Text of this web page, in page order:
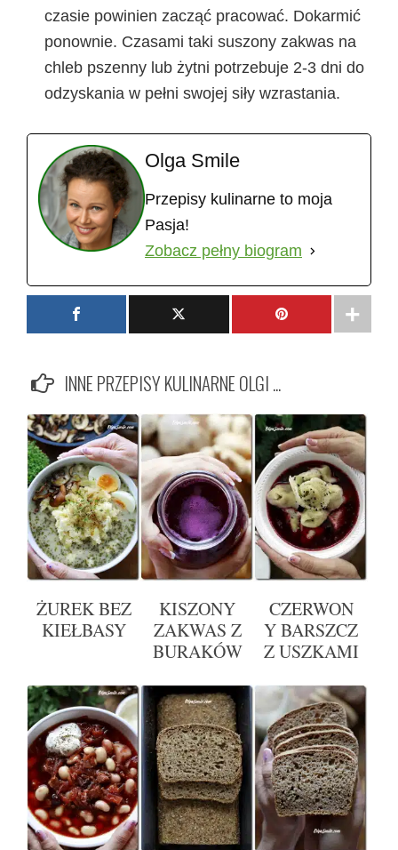
czasie powinien zacząć pracować. Dokarmić
ponownie. Czasami taki suszony zakwas na
chleb pszenny lub żytni potrzebuje 2-3 dni do
odzyskania w pełni swojej siły wzrastania.
Olga Smile
Przepisy kulinarne to moja
Pasja!
Zobacz pełny biogram
INNE PRZEPISY KULINARNE OLGI ...
ŻUREK BEZ
KIEŁBASY
KISZONY
ZAKWAS Z
BURAKÓW
CZERWON
Y BARSZCZ
Z USZKAMI